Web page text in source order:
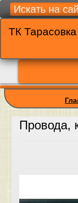
ТК Тарасовка
Провода,